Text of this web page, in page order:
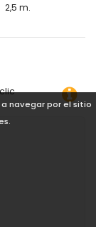
navegar por el sitio
2,5 m.